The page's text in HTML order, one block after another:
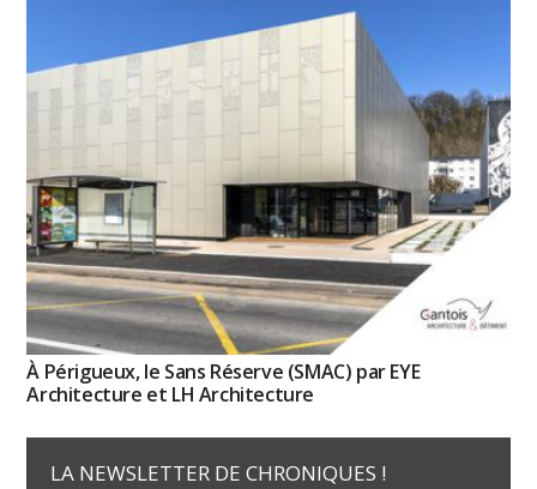
À Périgueux, le Sans Réserve (SMAC) par EYE
Architecture et LH Architecture
LA NEWSLETTER DE CHRONIQUES !